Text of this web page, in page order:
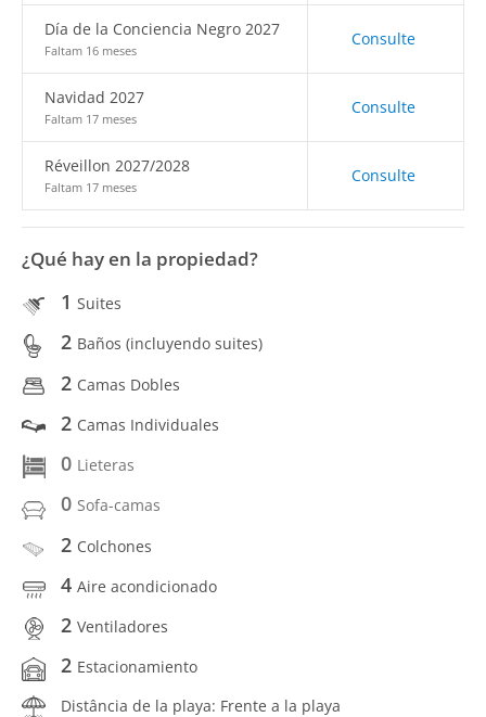
Día de la Conciencia Negro 2027
Faltam 16 meses
Consulte
Navidad 2027
Faltam 17 meses
Consulte
Réveillon 2027/2028
Faltam 17 meses
Consulte
¿Qué hay en la propiedad?
1 Suites
2 Baños (incluyendo suites)
2 Camas Dobles
2 Camas Individuales
0 Lieteras
0 Sofa-camas
2 Colchones
4 Aire acondicionado
2 Ventiladores
2 Estacionamiento
Distância de la playa: Frente a la playa